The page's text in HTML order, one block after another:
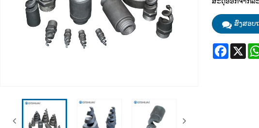
ສົ່ງສອບ
Facebook
X